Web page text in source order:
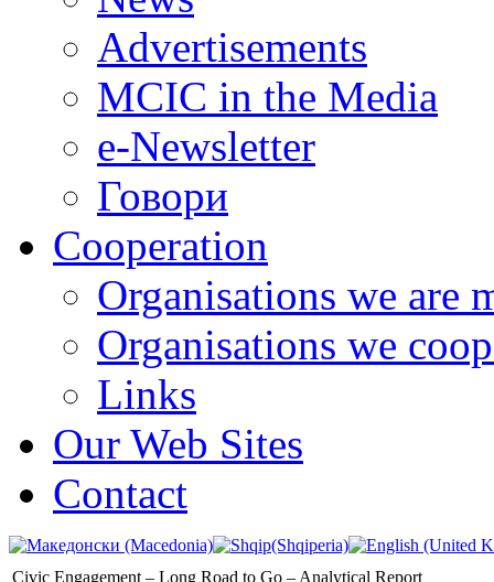
Advertisements
MCIC in the Media
e-Newsletter
Говори
Cooperation
Organisations we are
Organisations we
Links
Our Web Sites
Contact
Civic Engagement – Long Road to Go – Analytical Report